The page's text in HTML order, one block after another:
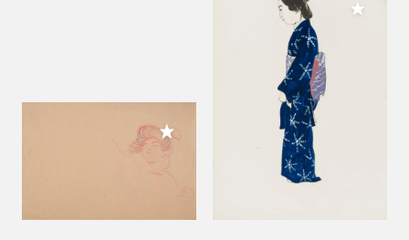
Meiner Sammlung hinzufügen
Meiner